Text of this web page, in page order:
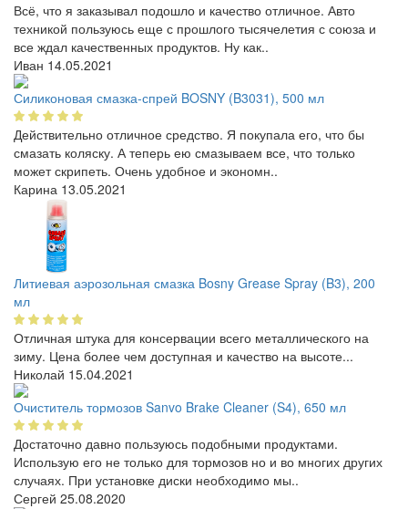
Всё, что я заказывал подошло и качество отличное. Авто
техникой пользуюсь еще с прошлого тысячелетия с союза и
все ждал качественных продуктов. Ну как..
Иван 14.05.2021
Силиконовая смазка-спрей BOSNY (B3031), 500 мл
Действительно отличное средство. Я покупала его, что бы
смазать коляску. А теперь ею смазываем все, что только
может скрипеть. Очень удобное и экономн..
Карина 13.05.2021
Литиевая аэрозольная смазка Bosny Grease Spray (B3), 200
мл
Отличная штука для консервации всего металлического на
зиму. Цена более чем доступная и качество на высоте...
Николай 15.04.2021
Очиститель тормозов Sanvo Brake Cleaner (S4), 650 мл
Достаточно давно пользуюсь подобными продуктами.
Использую его не только для тормозов но и во многих других
случаях. При установке диски необходимо мы..
Сергей 25.08.2020